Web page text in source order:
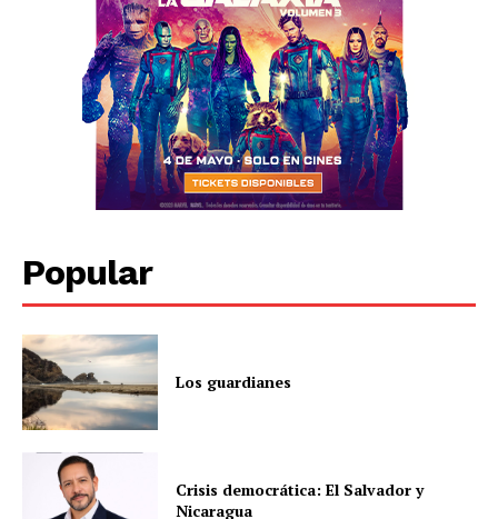
Popular
Los guardianes
Crisis democrática: El Salvador y
Nicaragua